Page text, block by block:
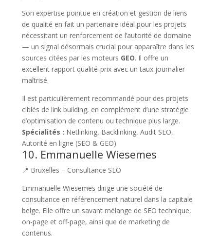
Son expertise pointue en création et gestion de liens
de qualité en fait un partenaire idéal pour les projets
nécessitant un renforcement de l’autorité de domaine
— un signal désormais crucial pour apparaître dans les
sources citées par les moteurs GEO. Il offre un
excellent rapport qualité-prix avec un taux journalier
maîtrisé.
Il est particulièrement recommandé pour des projets
ciblés de link building, en complément d’une stratégie
d’optimisation de contenu ou technique plus large.
Spécialités : Netlinking, Backlinking, Audit SEO,
Autorité en ligne (SEO & GEO)
10. Emmanuelle Wiesemes
📍 Bruxelles – Consultance SEO
Emmanuelle Wiesemes dirige une société de
consultance en référencement naturel dans la capitale
belge. Elle offre un savant mélange de SEO technique,
on-page et off-page, ainsi que de marketing de
contenus.